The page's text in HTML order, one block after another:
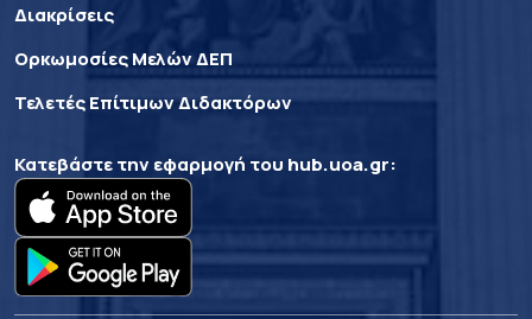
Διακρίσεις
Ορκωμοσίες Μελών ΔΕΠ
Τελετές Επίτιμων Διδακτόρων
Κατεβάστε την εφαρμογή του hub.uoa.gr: